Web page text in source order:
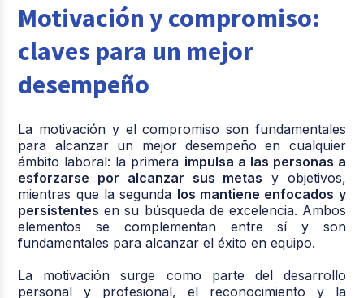
Motivación y compromiso:
claves para un mejor
desempeño
La motivación y el compromiso son fundamentales
para alcanzar un mejor desempeño en cualquier
ámbito laboral: la primera impulsa a las personas a
esforzarse por alcanzar sus metas y objetivos,
mientras que la segunda los mantiene enfocados y
persistentes en su búsqueda de excelencia. Ambos
elementos se complementan entre sí y son
fundamentales para alcanzar el éxito en equipo.
La motivación surge como parte del desarrollo
personal y profesional, el reconocimiento y la